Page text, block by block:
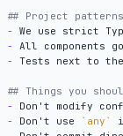
-
-
All components
-
-
-
Don't use `any`